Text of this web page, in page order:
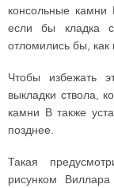
консольные
если бы кладка
отломились бы, как
Чтобы избежать
выкладки ствола,
камни В также
позднее.
Такая
рисунком